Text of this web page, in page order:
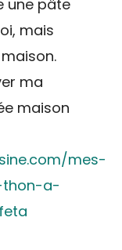
une pâte
mais
ma
maison
mes-
a-